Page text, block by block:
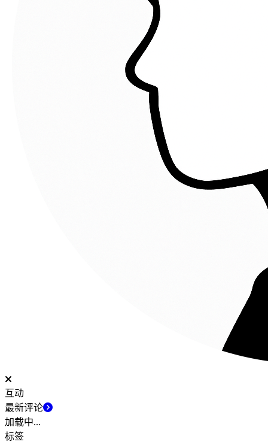
互动
最新评论
加载中...
标签